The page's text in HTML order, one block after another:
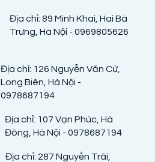
Địa chỉ: 89 Minh Khai, Hai Bà
Trưng, Hà Nội - 0969805626
Địa chỉ: 126 Nguyễn Văn Cừ,
Long Biên, Hà Nội -
0978687194
Địa chỉ: 107 Vạn Phúc, Hà
Đông, Hà Nội - 0978687194
Địa chỉ: 287 Nguyễn Trãi,